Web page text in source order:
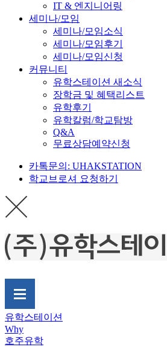
IT & 엔지니어링
세미나/모임
세미나/모임소식
세미나/모임후기
세미나/모임신청
커뮤니티
유학스테이션 새소식
장학금 및 혜택리스트
유학후기
유학칼럼/학교탐방
Q&A
무료상담예약신청
카톡문의: UHAKSTATION
학교브로셔 요청하기
유학스테이션
Why
호주유학